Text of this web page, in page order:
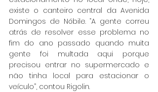
existe o canteiro central da Avenida
Domingos de Nóbile. “A gente correu
atrás de resolver esse problema no
fim do ano passado quando muita
gente foi multada aqui porque
precisou entrar no supermercado e
não tinha local para estacionar o
veículo”, contou Rigolin.